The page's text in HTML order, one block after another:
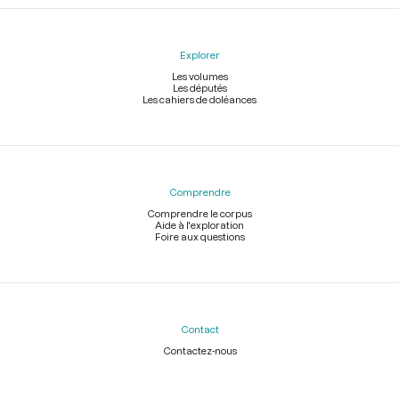
Explorer
Les volumes
Les députés
Les cahiers de doléances
Comprendre
Comprendre le corpus
Aide à l'exploration
Foire aux questions
Contact
Contactez-nous